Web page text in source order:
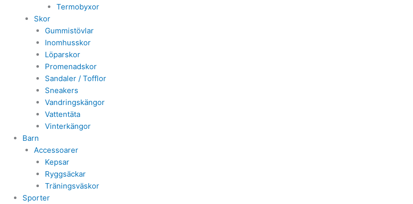
Termobyxor
Skor
Gummistövlar
Inomhusskor
Löparskor
Promenadskor
Sandaler / Tofflor
Sneakers
Vandringskängor
Vattentäta
Vinterkängor
Barn
Accessoarer
Kepsar
Ryggsäckar
Träningsväskor
Sporter